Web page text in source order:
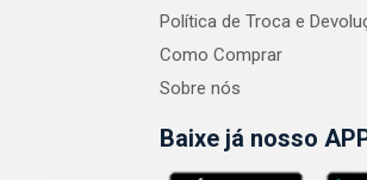
Política de Troca e
Como Comprar
Sobre nós
Baixe já nosso